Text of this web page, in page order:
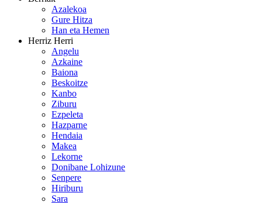
Azalekoa
Gure Hitza
Han eta Hemen
Herriz Herri
Angelu
Azkaine
Baiona
Beskoitze
Kanbo
Ziburu
Ezpeleta
Hazparne
Hendaia
Makea
Lekorne
Donibane Lohizune
Senpere
Hiriburu
Sara